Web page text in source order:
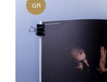
GR